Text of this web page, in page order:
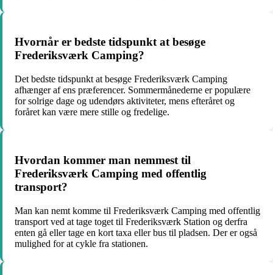
Hvornår er bedste tidspunkt at besøge
Frederiksværk Camping?
Det bedste tidspunkt at besøge Frederiksværk Camping
afhænger af ens præferencer. Sommermånederne er populære
for solrige dage og udendørs aktiviteter, mens efteråret og
foråret kan være mere stille og fredelige.
Hvordan kommer man nemmest til
Frederiksværk Camping med offentlig
transport?
Man kan nemt komme til Frederiksværk Camping med offentlig
transport ved at tage toget til Frederiksværk Station og derfra
enten gå eller tage en kort taxa eller bus til pladsen. Der er også
mulighed for at cykle fra stationen.